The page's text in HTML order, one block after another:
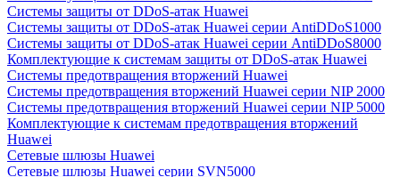
Системы защиты от DDoS-атак Huawei
Системы защиты от DDoS-атак Huawei серии AntiDDoS1000
Системы защиты от DDoS-атак Huawei серии AntiDDoS8000
Комплектующие к системам защиты от DDoS-атак Huawei
Системы предотвращения вторжений Huawei
Системы предотвращения вторжений Huawei серии NIP 2000
Системы предотвращения вторжений Huawei серии NIP 5000
Комплектующие к системам предотвращения вторжений
Huawei
Сетевые шлюзы Huawei
Сетевые шлюзы Huawei серии SVN5000